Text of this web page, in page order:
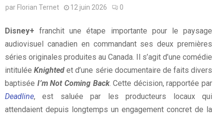
par Florian Ternet 12 juin 2026 0
Disney+ franchit une étape importante pour le paysage
audiovisuel canadien en commandant ses deux premières
séries originales produites au Canada. Il s’agit d’une comédie
intituléeKnighted et d’une série documentaire de faits divers
baptisée I’m Not Coming Back. Cette décision, rapportée par
Deadline, est saluée par les producteurs locaux qui
attendaient depuis longtemps un engagement concret de la